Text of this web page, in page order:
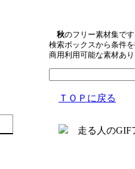
秋のフリー素材集です
検索ボックスから条件
商用利用可能な素材あり
ＴＯＰに戻る